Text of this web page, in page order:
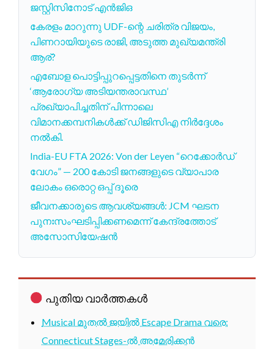
ജസ്റ്റിസിനോട് എൻജിഒ
കേരളം മാറുന്നു UDF-ന്റെ ചരിത്ര വിജയം,
പിണറായിയുടെ രാജി, അടുത്ത മുഖ്യമന്ത്രി
ആര്?
എബോള പൊട്ടിപ്പുറപ്പെട്ടതിനെ തുടർന്ന്
‘ആരോഗ്യ അടിയന്തരാവസ്ഥ’
പ്രഖ്യാപിച്ചതിന് പിന്നാലെ
വിമാനക്കമ്പനികൾക്ക് ഡിജിസിഎ നിർദ്ദേശം
നൽകി.
India-EU FTA 2026: Von der Leyen “റെക്കോർഡ്
വേഗം” — 200 കോടി ജനങ്ങളുടെ വ്യാപാര
ലോകം ഒരൊറ്റ ഒപ്പ് ദൂരെ
ജീവനക്കാരുടെ ആവശ്യങ്ങൾ: JCM ഘടന
പുനഃസംഘടിപ്പിക്കണമെന്ന് കേന്ദ്രത്തോട്
അസോസിയേഷൻ
പുതിയ വാർത്തകൾ
Musical മുതൽ ജയിൽ Escape Drama വരെ:
Connecticut Stages-ൽ അമേരിക്കൻ